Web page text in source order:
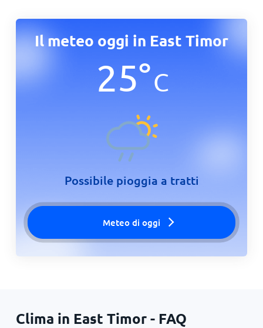
Il meteo oggi in East Timor
25°C
Possibile pioggia a tratti
Meteo di oggi
Clima in East Timor - FAQ